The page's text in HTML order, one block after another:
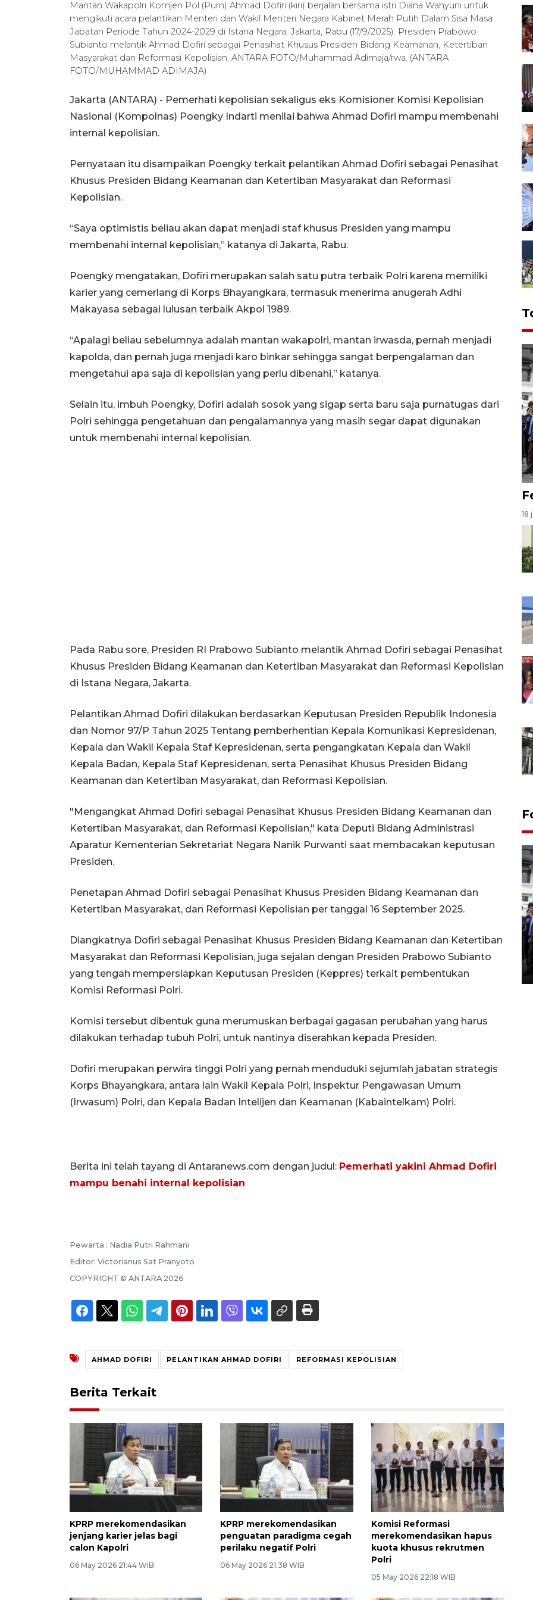
Mantan Wakapolri Komjen Pol (Purn) Ahmad Dofiri (kiri) berjalan bersama istri Diana Wahyuni untuk
mengikuti acara pelantikan Menteri dan Wakil Menteri Negara Kabinet Merah Putih Dalam Sisa Masa
Jabatan Periode Tahun 2024-2029 di Istana Negara, Jakarta, Rabu (17/9/2025). Presiden Prabowo
Subianto melantik Ahmad Dofiri sebagai Penasihat Khusus Presiden Bidang Keamanan, Ketertiban
Masyarakat dan Reformasi Kepolisian. ANTARA FOTO/Muhammad Adimaja/rwa. (ANTARA
FOTO/MUHAMMAD ADIMAJA)
Jakarta (ANTARA) - Pemerhati kepolisian sekaligus eks Komisioner Komisi Kepolisian
Nasional (Kompolnas) Poengky Indarti menilai bahwa Ahmad Dofiri mampu membenahi
internal kepolisian.
Pernyataan itu disampaikan Poengky terkait pelantikan Ahmad Dofiri sebagai Penasihat
Khusus Presiden Bidang Keamanan dan Ketertiban Masyarakat dan Reformasi
Kepolisian.
“Saya optimistis beliau akan dapat menjadi staf khusus Presiden yang mampu
membenahi internal kepolisian,” katanya di Jakarta, Rabu.
Poengky mengatakan, Dofiri merupakan salah satu putra terbaik Polri karena memiliki
karier yang cemerlang di Korps Bhayangkara, termasuk menerima anugerah Adhi
Makayasa sebagai lulusan terbaik Akpol 1989.
“Apalagi beliau sebelumnya adalah mantan wakapolri, mantan irwasda, pernah menjadi
kapolda, dan pernah juga menjadi karo binkar sehingga sangat berpengalaman dan
mengetahui apa saja di kepolisian yang perlu dibenahi,” katanya.
Selain itu, imbuh Poengky, Dofiri adalah sosok yang sigap serta baru saja purnatugas dari
Polri sehingga pengetahuan dan pengalamannya yang masih segar dapat digunakan
untuk membenahi internal kepolisian.
Pada Rabu sore, Presiden RI Prabowo Subianto melantik Ahmad Dofiri sebagai Penasihat
Khusus Presiden Bidang Keamanan dan Ketertiban Masyarakat dan Reformasi Kepolisian
di Istana Negara, Jakarta.
Pelantikan Ahmad Dofiri dilakukan berdasarkan Keputusan Presiden Republik Indonesia
dan Nomor 97/P Tahun 2025 Tentang pemberhentian Kepala Komunikasi Kepresidenan,
Kepala dan Wakil Kepala Staf Kepresidenan, serta pengangkatan Kepala dan Wakil
Kepala Badan, Kepala Staf Kepresidenan, serta Penasihat Khusus Presiden Bidang
Keamanan dan Ketertiban Masyarakat, dan Reformasi Kepolisian.
"Mengangkat Ahmad Dofiri sebagai Penasihat Khusus Presiden Bidang Keamanan dan
Ketertiban Masyarakat, dan Reformasi Kepolisian," kata Deputi Bidang Administrasi
Aparatur Kementerian Sekretariat Negara Nanik Purwanti saat membacakan keputusan
Presiden.
Penetapan Ahmad Dofiri sebagai Penasihat Khusus Presiden Bidang Keamanan dan
Ketertiban Masyarakat, dan Reformasi Kepolisian per tanggal 16 September 2025.
Diangkatnya Dofiri sebagai Penasihat Khusus Presiden Bidang Keamanan dan Ketertiban
Masyarakat dan Reformasi Kepolisian, juga sejalan dengan Presiden Prabowo Subianto
yang tengah mempersiapkan Keputusan Presiden (Keppres) terkait pembentukan
Komisi Reformasi Polri.
Komisi tersebut dibentuk guna merumuskan berbagai gagasan perubahan yang harus
dilakukan terhadap tubuh Polri, untuk nantinya diserahkan kepada Presiden.
Dofiri merupakan perwira tinggi Polri yang pernah menduduki sejumlah jabatan strategis
Korps Bhayangkara, antara lain Wakil Kepala Polri, Inspektur Pengawasan Umum
(Irwasum) Polri, dan Kepala Badan Intelijen dan Keamanan (Kabaintelkam) Polri.
Berita ini telah tayang di Antaranews.com dengan judul: Pemerhati yakini Ahmad Dofiri
mampu benahi internal kepolisian
Pewarta : Nadia Putri Rahmani
Editor: Victorianus Sat Pranyoto
COPYRIGHT © ANTARA 2026
AHMAD DOFIRI PELANTIKAN AHMAD DOFIRI REFORMASI KEPOLISIAN
Berita Terkait
KPRP merekomendasikan
jenjang karier jelas bagi
calon Kapolri
06 May 2026 21:44 WIB
KPRP merekomendasikan
penguatan paradigma cegah
perilaku negatif Polri
06 May 2026 21:38 WIB
Komisi Reformasi
merekomendasikan hapus
kuota khusus rekrutmen
Polri
05 May 2026 22:18 WIB
18
perkuat sinergi dengan
ANTARA Biro DIY
03 August 2026 17:24 WIB